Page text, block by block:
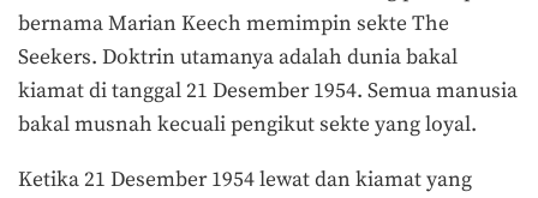
bernama Marian Keech memimpin sekte The
Seekers. Doktrin utamanya adalah dunia bakal
kiamat di tanggal 21 Desember 1954. Semua manusia
bakal musnah kecuali pengikut sekte yang loyal.
Ketika 21 Desember 1954 lewat dan kiamat yang